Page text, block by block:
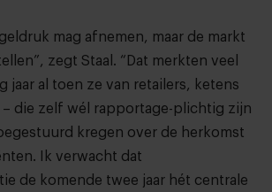
mag afnemen, maar de markt
zegt Staal. “Dat merkten veel
jaar al toen ze van retailers, ketens
die zelf wél rapportage-plichtig zijn
kregen over de herkomst
Ik verwacht dat
de komende twee jaar hét centrale